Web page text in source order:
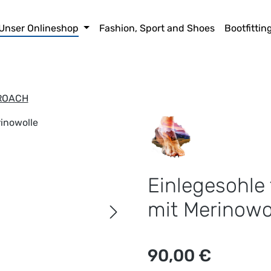
Onlineshop Fashion, Sport and Shoes
mit
Regulärer Preis:
90,00 €